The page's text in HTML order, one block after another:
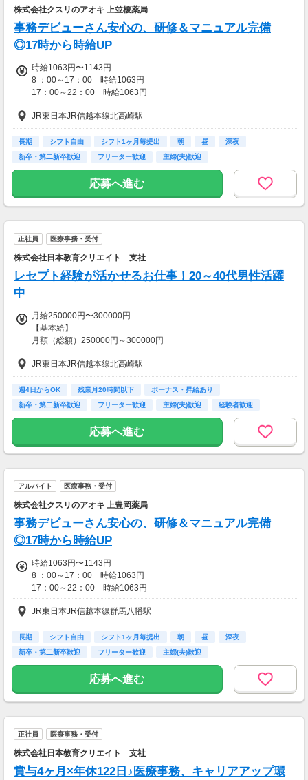
◇有給休暇（就業後6か月経過後付与）
せっかく働くなら、手に職つけたい！！
【交通費】
全額支給
株式会社クスリのアオキ 上並榎薬局
事務デビューさん安心の、研修＆マニュアル完備
◎17時から時給UP
時給1063円〜1143円
8 ：00～17：00 時給1063円
17：00～22：00 時給1063円
☆日祝 時給50円UP☆
☆登録販売者手当 時給30円UP☆
【交通費】
JR東日本JR信越本線北高崎駅
長期 シフト自由 シフト1ヶ月毎提出 朝 昼
深夜
新卒・第二新卒歓迎
フリーター歓迎 主婦(夫)歓迎
応募へ進む
正社員 医療事務・受付
株式会社日本教育クリエイト 支社
レセプト経験が活かせるお仕事！20～40代男性活躍
中
月給250000円〜300000円
【基本給】
月額（総額）250000円～300000円
【手当】
【別途、該当者への支給手当】
＊皆勤手当2,500円
＊通勤手当
新しいチャレンジを応援します★
【充実の福利厚生の一部をご紹介】
◇有給休暇（就業後6か月経過後付与）
◇各種資格講座割引制度 など
せっかく働くなら、手に職つけたい！！
そんな方にもおすすめの福利厚生をご準備◎
【交通費】
一部支給
JR東日本JR信越本線北高崎駅
週4日からOK 残業月20時間以下
ボーナス・昇給あり
新卒・第二新卒歓迎
フリーター歓迎 主婦(夫)歓迎
経験者歓迎
ブランクOK
学歴不問
応募へ進む
アルバイト 医療事務・受付
株式会社クスリのアオキ 上豊岡薬局
事務デビューさん安心の、研修＆マニュアル完備
◎17時から時給UP
時給1063円〜1143円
8 ：00～17：00 時給1063円
17：00～22：00 時給1063円
☆日祝 時給50円UP☆
☆登録販売者手当 時給30円UP☆
【交通費】
JR東日本JR信越本線群馬八幡駅
長期 シフト自由 シフト1ヶ月毎提出 朝 昼
深夜
新卒・第二新卒歓迎
フリーター歓迎 主婦(夫)歓迎
応募へ進む
正社員 医療事務・受付
株式会社日本教育クリエイト 支社
賞与4ヶ月×年休122日♪医療事務、キャリアアップ環